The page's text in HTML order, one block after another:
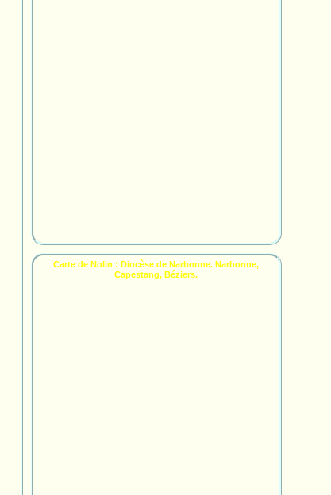
Carte de Nolin : Diocèse de Narbonne. Narbonne,
Capestang, Béziers.